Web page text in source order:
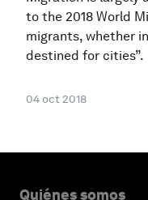
to the 2018 World
migrants, whether
destined for cities”.
04 oct 2018
Quiénes somos